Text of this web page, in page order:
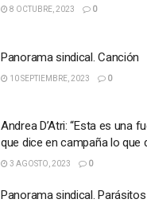
8 OCTUBRE, 2023 0
Panorama sindical. Canción
10 SEPTIEMBRE, 2023 0
Andrea D’Atri: “Esta es una
que dice en campaña lo que
3 AGOSTO, 2023 0
Panorama sindical. Parásitos